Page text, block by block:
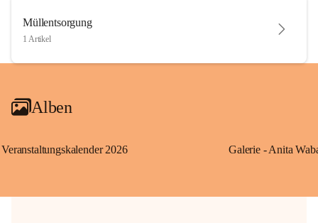
Müllentsorgung
1 Artikel
Alben
Veranstaltungskalender 2026 Galerie - Anita